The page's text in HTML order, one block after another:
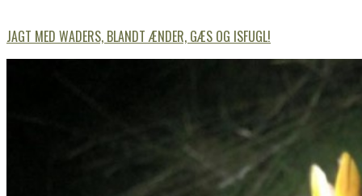
JAGT MED WADERS, BLANDT ÆNDER, GÆS OG ISFUGL!